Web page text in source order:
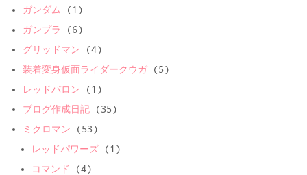
ガンダム
(1)
ガンプラ
(6)
グリッドマン (4)
装着変身仮面ライダークウガ (5)
レッドバロン (1)
ブログ作成日記 (35)
ミクロマン (53)
レッドパワーズ (1)
コマンド
(4)